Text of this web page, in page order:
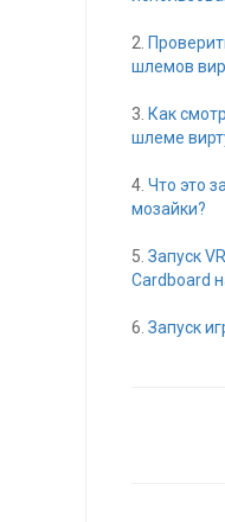
2.
шлемов
3. Как
шлеме
4. Что это
мозайки?
5. Запуск
Cardboard
6. Запуск